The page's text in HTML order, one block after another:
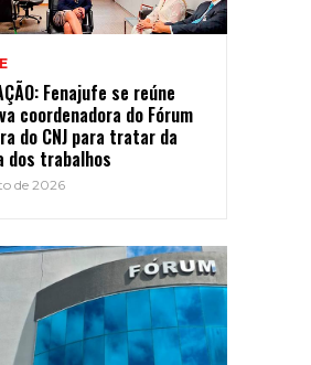
Fenajufe se reúne
coordenadora do Fórum
do CNJ para tratar da
dos trabalhos
de 2026